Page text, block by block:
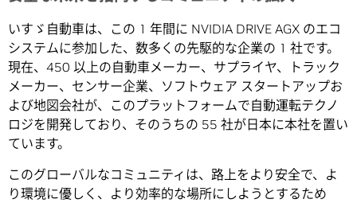
いすゞ自動車は、この 1 年間に NVIDIA DRIVE AGX のエコ
システムに参加した、数多くの先駆的な企業の 1 社です。
現在、450 以上の自動車メーカー、サプライヤ、トラック
メーカー、センサー企業、ソフトウェア スタートアップお
よび地図会社が、このプラットフォームで自動運転テクノ
ロジを開発しており、そのうちの 55 社が日本に本社を置い
ています。
このグローバルなコミュニティは、路上をより安全で、よ
り環境に優しく、より効率的な場所にしようとするため